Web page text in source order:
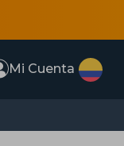
Mi Cuenta